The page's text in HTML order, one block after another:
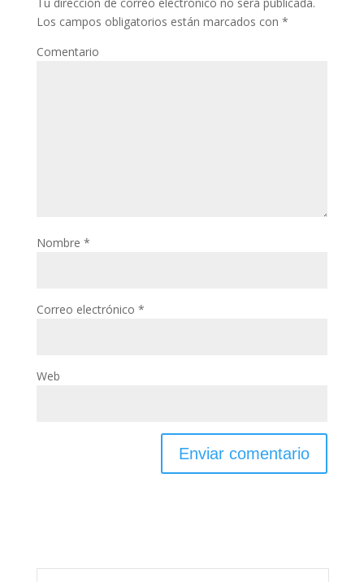
Los campos obligatorios están marcados con *
Comentario
Nombre *
Correo electrónico *
Web